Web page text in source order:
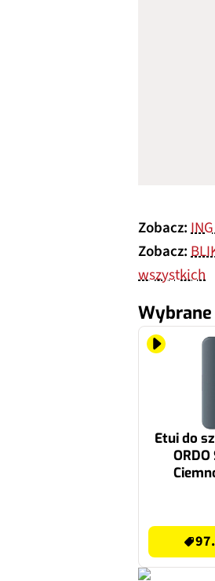
Zobacz:
Zobacz:
wszystkich
Etui do
ORDO